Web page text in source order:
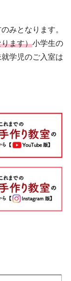
みとなります。
ます）小学生の
学児のご入室は